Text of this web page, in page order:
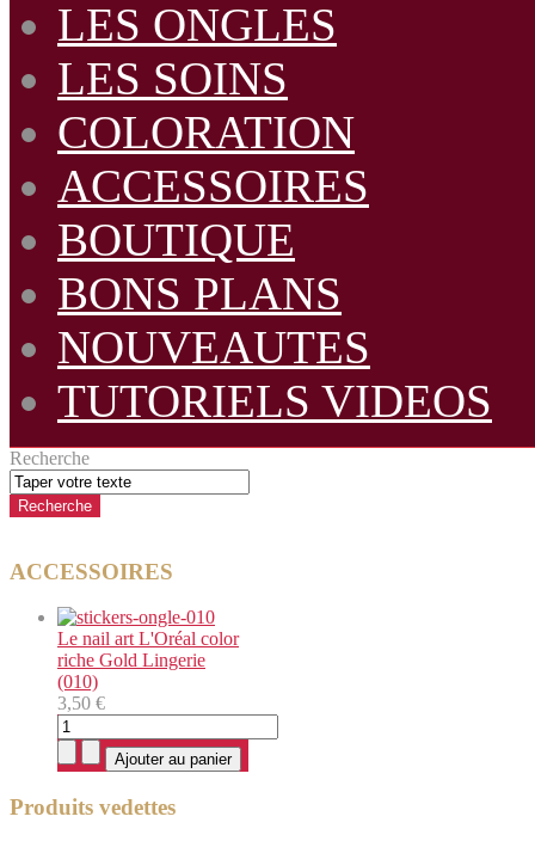
LES ONGLES
LES SOINS
COLORATION
ACCESSOIRES
BOUTIQUE
BONS PLANS
NOUVEAUTES
TUTORIELS VIDEOS
Recherche
ACCESSOIRES
Le nail art L'Oréal color
riche Gold Lingerie
(010)
3,50 €
Produits vedettes